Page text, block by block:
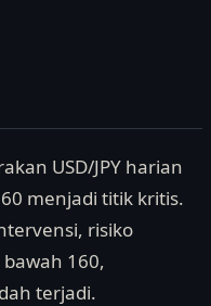
USD/JPY harian
menjadi titik kritis.
risiko
160,
terjadi.